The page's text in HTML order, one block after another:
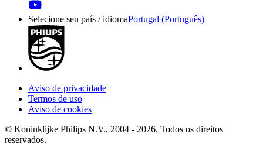
Selecione seu país / idiomaPortugal (Português)
Aviso de privacidade
Termos de uso
Aviso de cookies
© Koninklijke Philips N.V., 2004 - 2026. Todos os direitos
reservados.